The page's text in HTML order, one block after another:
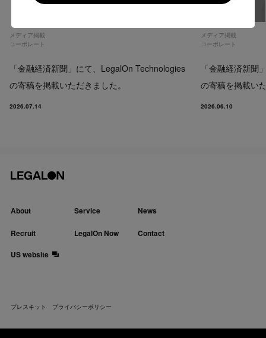
Go to US website
メディア掲載
コーポレート
「金融経済新聞」にて、LegalOn Technologies
の寄稿を掲載いただきました。
2026.07.14
メディア掲載
コーポレート
「金融経済新聞
の寄稿を掲載い
2026.06.10
About Service News
Recruit LegalOn Now
Contact
US website
プレスキット プライバシーポリシー